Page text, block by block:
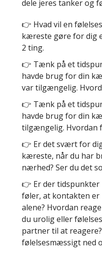
dele jeres tanker og
👉 Hvad vil en
kæreste gøre for dig
2 ting.
👉 Tænk på et
havde brug for din
var tilgængelig.
👉 Tænk på et
havde brug for din
tilgængelig. Hvordan
👉 Er det svært for
kæreste, når du har
nærhed? Ser du det
👉 Er der
føler, at kontakten er
alene? Hvordan
du urolig eller
partner til at
følelsesmæssigt ned